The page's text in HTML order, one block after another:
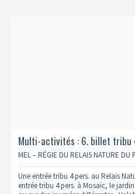
Multi-activités : 6. billet tribu
MEL – RÉGIE DU RELAIS NATURE DU
Une entrée tribu 4 pers. au Relais
entrée tribu 4 pers. à Mosaïc, le